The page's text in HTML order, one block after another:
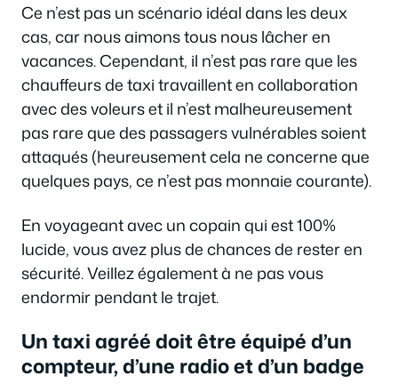
Ce n’est pas un scénario idéal dans les deux
cas, car nous aimons tous nous lâcher en
vacances. Cependant, il n’est pas rare que les
chauffeurs de taxi travaillent en collaboration
avec des voleurs et il n’est malheureusement
pas rare que des passagers vulnérables soient
attaqués (heureusement cela ne concerne que
quelques pays, ce n’est pas monnaie courante).
En voyageant avec un copain qui est 100%
lucide, vous avez plus de chances de rester en
sécurité. Veillez également à ne pas vous
endormir pendant le trajet.
Un taxi agréé doit être équipé d’un
compteur, d’une radio et d’un badge